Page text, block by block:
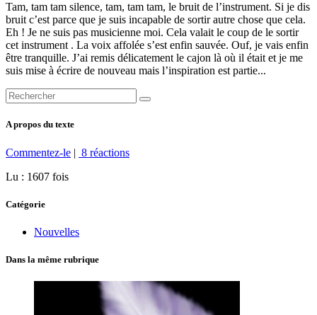
Tam, tam tam silence, tam, tam tam, le bruit de l’instrument. Si je dis
bruit c’est parce que je suis incapable de sortir autre chose que cela.
Eh ! Je ne suis pas musicienne moi. Cela valait le coup de le sortir
cet instrument . La voix affolée s’est enfin sauvée. Ouf, je vais enfin
être tranquille. J’ai remis délicatement le cajon là où il était et je me
suis mise à écrire de nouveau mais l’inspiration est partie...
A propos du texte
Commentez-le | 8 réactions
Lu : 1607 fois
Catégorie
Nouvelles
Dans la même rubrique